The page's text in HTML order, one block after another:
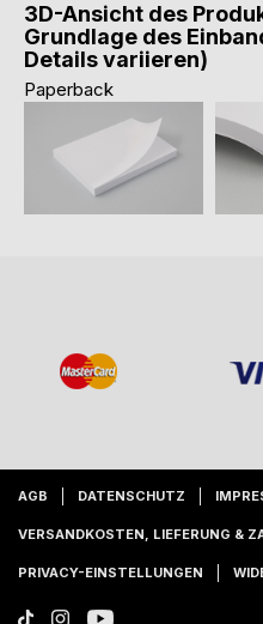
3D-Ansicht des
Grundlage des
Details variieren)
Paperback
AGB DATENSCHUTZ
VERSANDKOSTEN, LIEFERUNG &
PRIVACY-EINSTELLUNGEN